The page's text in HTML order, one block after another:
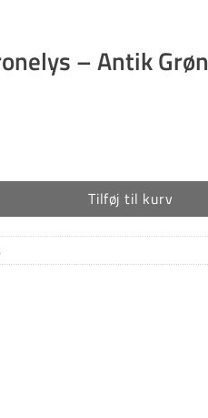
– Antik Grøn
antal
Tilføj til kurv